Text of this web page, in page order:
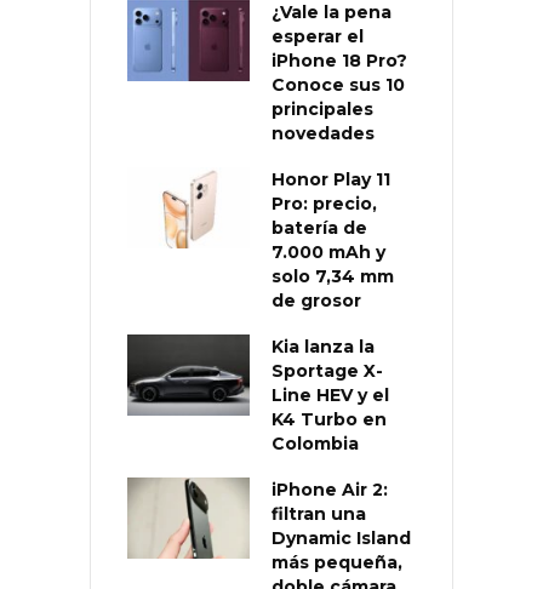
¿Vale la pena
esperar el
iPhone 18 Pro?
Conoce sus 10
principales
novedades
Honor Play 11
Pro: precio,
batería de
7.000 mAh y
solo 7,34 mm
de grosor
Kia lanza la
Sportage X-
Line HEV y el
K4 Turbo en
Colombia
iPhone Air 2:
filtran una
Dynamic Island
más pequeña,